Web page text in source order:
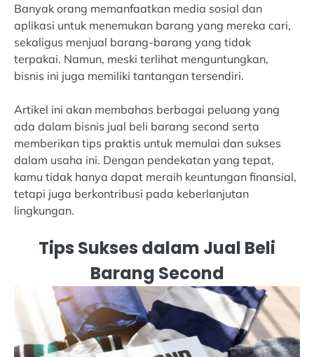
Banyak orang memanfaatkan media sosial dan
aplikasi untuk menemukan barang yang mereka cari,
sekaligus menjual barang-barang yang tidak
terpakai. Namun, meski terlihat menguntungkan,
bisnis ini juga memiliki tantangan tersendiri.
Artikel ini akan membahas berbagai peluang yang
ada dalam bisnis jual beli barang second serta
memberikan tips praktis untuk memulai dan sukses
dalam usaha ini. Dengan pendekatan yang tepat,
kamu tidak hanya dapat meraih keuntungan finansial,
tetapi juga berkontribusi pada keberlanjutan
lingkungan.
Tips Sukses dalam Jual Beli
Barang Second